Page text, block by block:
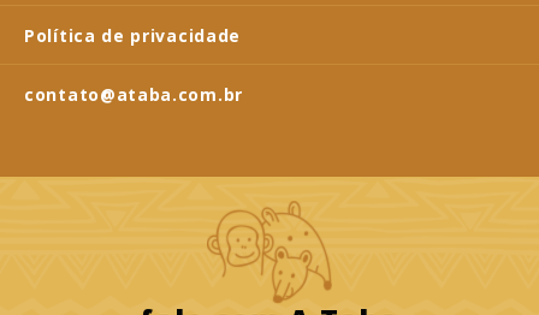
Política de privacidade
contato@ataba.com.br